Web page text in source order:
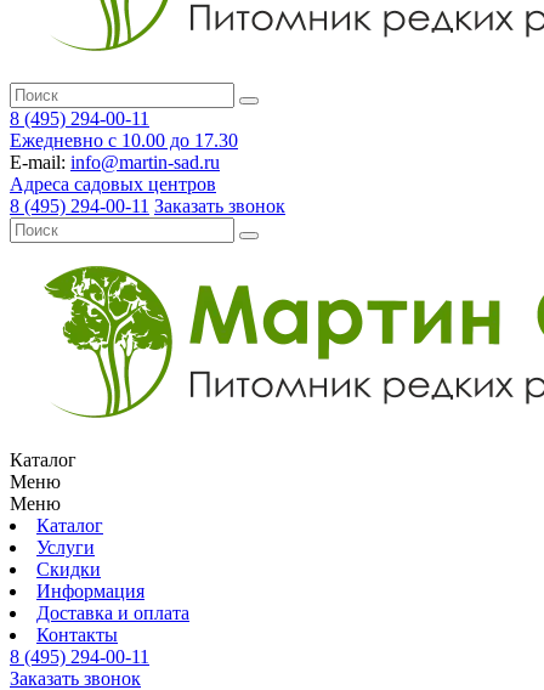
8 (495) 294-00-11
Ежедневно с 10.00 до 17.30
E-mail: info@martin-sad.ru
Адреса садовых центров
8 (495) 294-00-11 Заказать звонок
Каталог
Меню
Меню
Каталог
Услуги
Скидки
Информация
Доставка и оплата
Контакты
8 (495) 294-00-11
Заказать звонок